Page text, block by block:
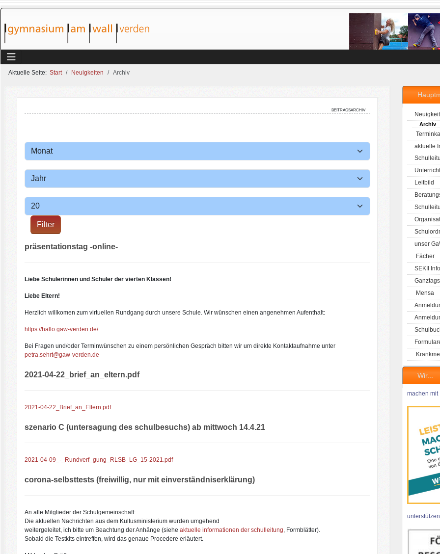
Aktuelle Seite: Start Neuigkeiten Archiv
Archiv
aktuelle
Leitbild
unser
Fächer
SEKII
Mensa
Wir...
machen mit
beitragsarchiv
Filter
Filter
präsentationstag -online-
Liebe Schülerinnen und Schüler der vierten Klassen!
Liebe Eltern!
Herzlich willkomen zum virtuellen Rundgang durch unsere Schule. Wir wünschen einen angenehmen Aufenthalt:
https://hallo.gaw-verden.de/
Bei Fragen und/oder Terminwünschen zu einem persönlichen Gespräch bitten wir um direkte Kontaktaufnahme unter
petra.sehrt@gaw-verden.de
2021-04-22_brief_an_eltern.pdf
2021-04-22_Brief_an_Eltern.pdf
szenario C (untersagung des schulbesuchs) ab mittwoch 14.4.21
2021-04-09_-_Rundverf_gung_RLSB_LG_15-2021.pdf
corona-selbsttests (freiwillig, nur mit einverständniserklärung)
An alle Mitglieder der Schulgemeinschaft:
Die aktuellen Nachrichten aus dem Kultusministerium wurden umgehend
weitergeleitet, ich bitte um Beachtung der Anhänge (siehe aktuelle informationen der schulleitung, Formblätter).
Sobald die Testkits eintreffen, wird das genaue Procedere erläutert.